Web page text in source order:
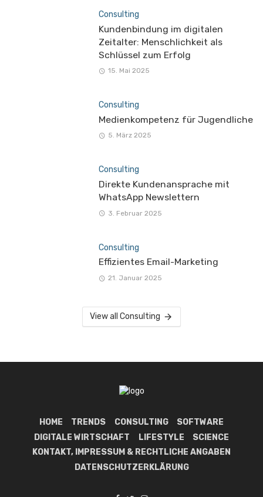
Consulting
Kundenbindung im digitalen
Zeitalter: Menschlichkeit als
Schlüssel zum Erfolg
15. Mai 2025
Consulting
Medienkompetenz für Jugendliche
5. März 2025
Consulting
Direkte Kundenansprache mit
WhatsApp Newslettern
3. Februar 2025
Consulting
Effizientes Email-Marketing
21. Januar 2025
View all Consulting
HOME TRENDS CONSULTING
SOFTWARE
DIGITALE WIRTSCHAFT
LIFESTYLE
SCIENCE
KONTAKT, IMPRESSUM & RECHTLICHE ANGABEN
DATENSCHUTZERKLÄRUNG